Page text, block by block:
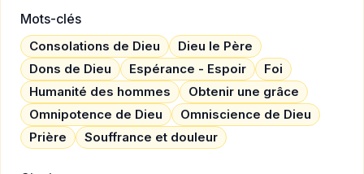
Mots-clés
Consolations de Dieu
Dieu le Père
Dons de Dieu
Espérance - Espoir
Foi
Humanité des hommes
Obtenir une grâce
Omnipotence de Dieu
Omniscience de Dieu
Prière
Souffrance et douleur